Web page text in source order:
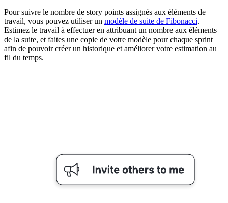
Pour suivre le nombre de story points assignés aux éléments de
travail, vous pouvez utiliser un modèle de suite de Fibonacci.
Estimez le travail à effectuer en attribuant un nombre aux éléments
de la suite, et faites une copie de votre modèle pour chaque sprint
afin de pouvoir créer un historique et améliorer votre estimation au
fil du temps.